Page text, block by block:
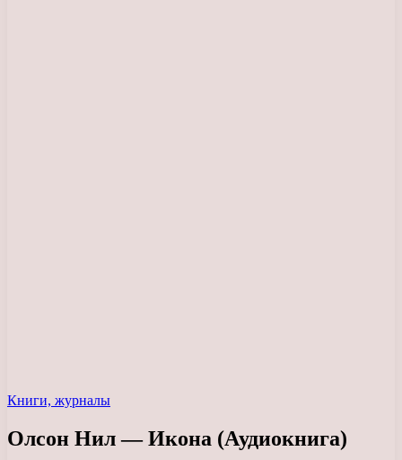
Книги, журналы
Олсон Нил — Икона (Аудиокнига)